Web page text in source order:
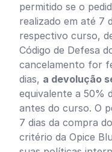
permitido se o
realizado em até 7
respectivo curso,
Código de Defesa
cancelamento for
dias, a devolução
equivalente a 50%
antes do curso. O
7 dias da compra
critério da Opice